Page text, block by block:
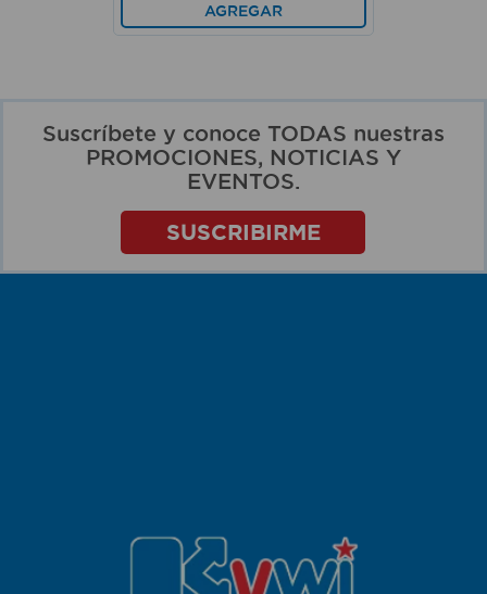
AGREGAR
Suscríbete y conoce TODAS nuestras
PROMOCIONES, NOTICIAS Y
EVENTOS.
SUSCRIBIRME